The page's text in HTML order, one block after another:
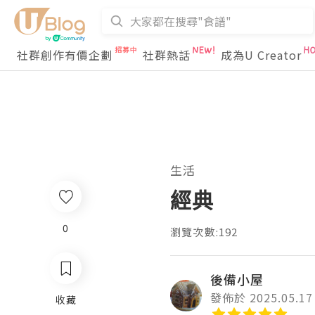
社群創作有價企劃 社群熱話 成為U Creator
生活
經典
瀏覽次數:192
後備小屋
發佈於 2025.05.17
0
收藏